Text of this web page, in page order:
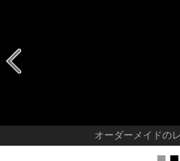
オーダーメイドの